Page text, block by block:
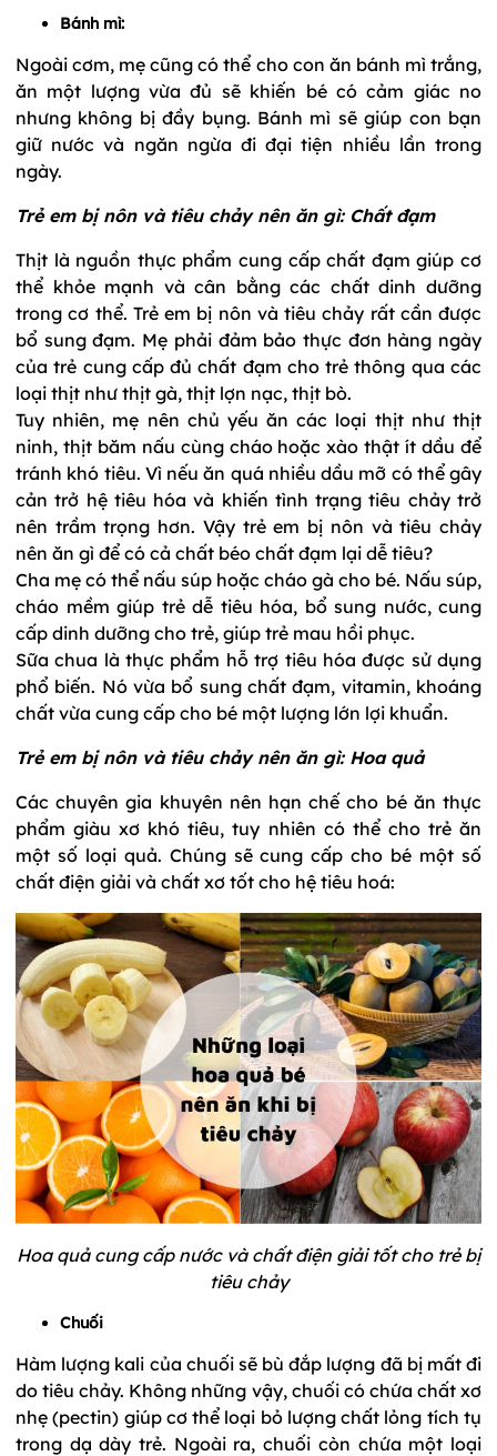
Bánh mì:
Ngoài cơm, mẹ cũng có thể cho con ăn bánh mì trắng,
ăn một lượng vừa đủ sẽ khiến bé có cảm giác no
nhưng không bị đầy bụng. Bánh mì sẽ giúp con bạn
giữ nước và ngăn ngừa đi đại tiện nhiều lần trong
ngày.
Trẻ em bị nôn và tiêu chảy nên ăn gì: Chất đạm
Thịt là nguồn thực phẩm cung cấp chất đạm giúp cơ
thể khỏe mạnh và cân bằng các chất dinh dưỡng
trong cơ thể. Trẻ em bị nôn và tiêu chảy rất cần được
bổ sung đạm. Mẹ phải đảm bảo thực đơn hàng ngày
của trẻ cung cấp đủ chất đạm cho trẻ thông qua các
loại thịt như thịt gà, thịt lợn nạc, thịt bò.
Tuy nhiên, mẹ nên chủ yếu ăn các loại thịt như thịt
ninh, thịt băm nấu cùng cháo hoặc xào thật ít dầu để
tránh khó tiêu. Vì nếu ăn quá nhiều dầu mỡ có thể gây
cản trở hệ tiêu hóa và khiến tình trạng tiêu chảy trở
nên trầm trọng hơn. Vậy trẻ em bị nôn và tiêu chảy
nên ăn gì để có cả chất béo chất đạm lại dễ tiêu?
Cha mẹ có thể nấu súp hoặc cháo gà cho bé. Nấu súp,
cháo mềm giúp trẻ dễ tiêu hóa, bổ sung nước, cung
cấp dinh dưỡng cho trẻ, giúp trẻ mau hồi phục.
Sữa chua là thực phẩm hỗ trợ tiêu hóa được sử dụng
phổ biến. Nó vừa bổ sung chất đạm, vitamin, khoáng
chất vừa cung cấp cho bé một lượng lớn lợi khuẩn.
Trẻ em bị nôn và tiêu chảy nên ăn gì: Hoa quả
Các chuyên gia khuyên nên hạn chế cho bé ăn thực
phẩm giàu xơ khó tiêu, tuy nhiên có thể cho trẻ ăn
một số loại quả. Chúng sẽ cung cấp cho bé một số
chất điện giải và chất xơ tốt cho hệ tiêu hoá:
Hoa quả cung cấp nước và chất điện giải tốt cho trẻ bị
tiêu chảy
Chuối
Hàm lượng kali của chuối sẽ bù đắp lượng đã bị mất đi
do tiêu chảy. Không những vậy, chuối có chứa chất xơ
nhẹ (pectin) giúp cơ thể loại bỏ lượng chất lỏng tích tụ
trong dạ dày trẻ. Ngoài ra, chuối còn chứa một loại